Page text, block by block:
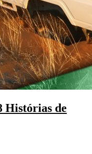
Histórias de